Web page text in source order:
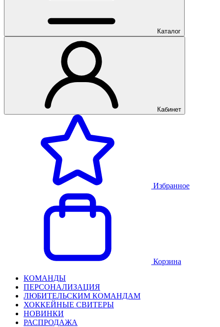
Каталог
Кабинет
Избранное
Корзина
КОМАНДЫ
ПЕРСОНАЛИЗАЦИЯ
ЛЮБИТЕЛЬСКИМ КОМАНДАМ
ХОККЕЙНЫЕ СВИТЕРЫ
НОВИНКИ
РАСПРОДАЖА